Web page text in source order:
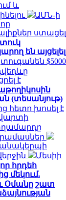
և
ԱՄՆ-ի
ստացել
են այցելել
$5000
է
(տեսանյութ)
հետո խոսել է
Մեսիի
հրդեհ
մեկում.
Օմանը շատ